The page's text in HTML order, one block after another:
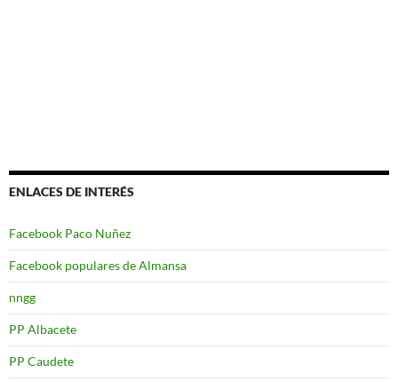
ENLACES DE INTERÉS
Facebook Paco Nuñez
Facebook populares de Almansa
nngg
PP Albacete
PP Caudete